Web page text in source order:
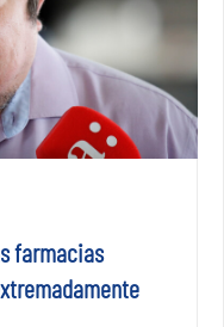
farmacias